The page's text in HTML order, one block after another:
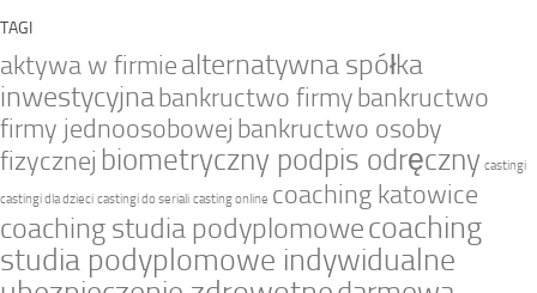
TAGI
aktywa w firmiealternatywna spółka
inwestycyjnabankructwo firmybankructwo
firmy jednoosobowej bankructwo osoby
fizycznej biometryczny podpis odręczny castingi
castingi dla dzieci castingi do seriali casting online coaching katowice
coaching studia podyplomowecoaching
studia podyplomowe indywidualne